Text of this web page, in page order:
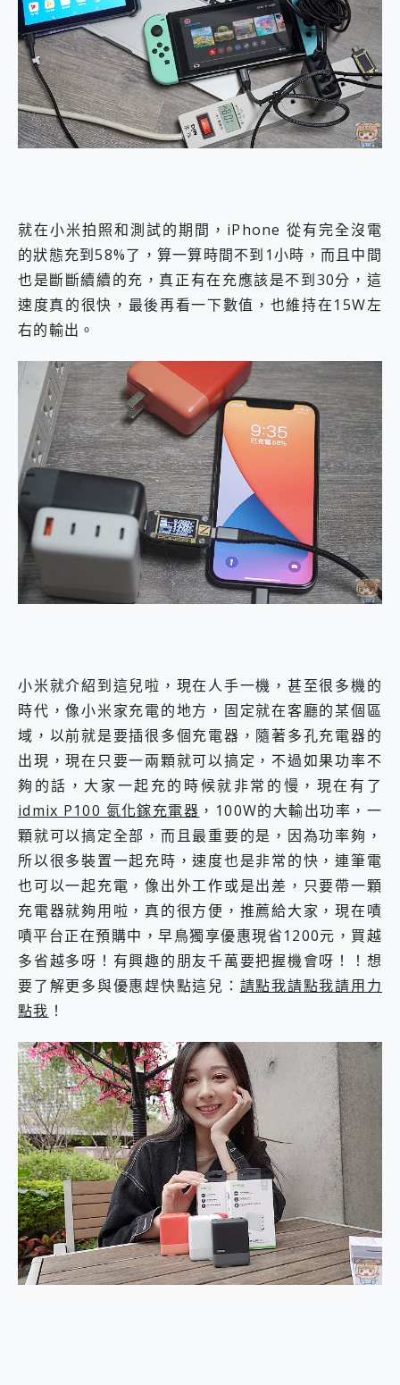
就在小米拍照和測試的期間，iPhone 從有完全沒電
的狀態充到58%了，算一算時間不到1小時，而且中間
也是斷斷續續的充，真正有在充應該是不到30分，這
速度真的很快，最後再看一下數值，也維持在15W左
右的輸出。
小米就介紹到這兒啦，現在人手一機，甚至很多機的
時代，像小米家充電的地方，固定就在客廳的某個區
域，以前就是要插很多個充電器，隨著多孔充電器的
出現，現在只要一兩顆就可以搞定，不過如果功率不
夠的話，大家一起充的時候就非常的慢，現在有了
idmix P100 氮化鎵充電器 ，100W的大輸出功率，一
顆就可以搞定全部，而且最重要的是，因為功率夠，
所以很多裝置一起充時，速度也是非常的快，連筆電
也可以一起充電，像出外工作或是出差，只要帶一顆
充電器就夠用啦，真的很方便，推薦給大家，現在嘖
嘖平台正在預購中，早鳥獨享優惠現省1200元，買越
多省越多呀！有興趣的朋友千萬要把握機會呀！！想
要了解更多與優惠趕快點這兒： 請點我請點我請用力
點我 ！